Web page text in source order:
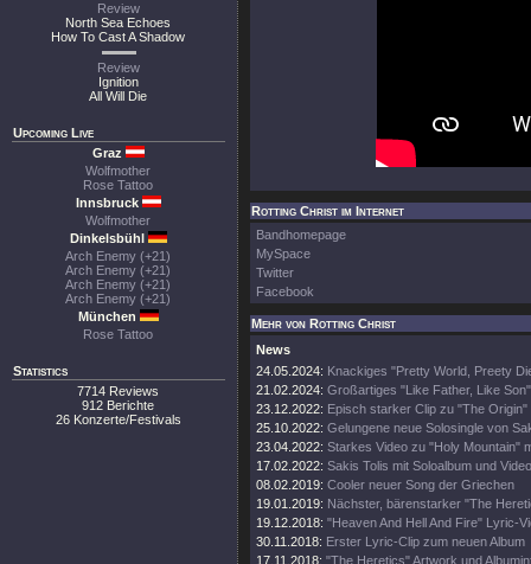
Review
North Sea Echoes
How To Cast A Shadow
Review
Ignition
All Will Die
Upcoming Live
Graz
Wolfmother
Rose Tattoo
Innsbruck
Wolfmother
Dinkelsbühl
Arch Enemy (+21)
Arch Enemy (+21)
Arch Enemy (+21)
Arch Enemy (+21)
München
Rose Tattoo
Statistics
7714 Reviews
912 Berichte
26 Konzerte/Festivals
Rotting Christ im Internet
Bandhomepage
MySpace
Twitter
Facebook
Mehr von Rotting Christ
News
24.05.2024: Knackiges "Pretty World, Preety
21.02.2024: Großartiges "Like Father, Like
23.12.2022: Episch starker Clip zu "The Origin"
25.10.2022: Gelungene neue Solosingle von
23.04.2022: Starkes Video zu "Holy Mountain"
17.02.2022: Sakis Tolis mit Soloalbum und Video
08.02.2019: Cooler neuer Song der Griechen
19.01.2019: Nächster, bärenstarker "The
19.12.2018: "Heaven And Hell And Fire" Lyric-
30.11.2018: Erster Lyric-Clip zum neuen Album
17.11.2018: "The Heretics" Artwork und